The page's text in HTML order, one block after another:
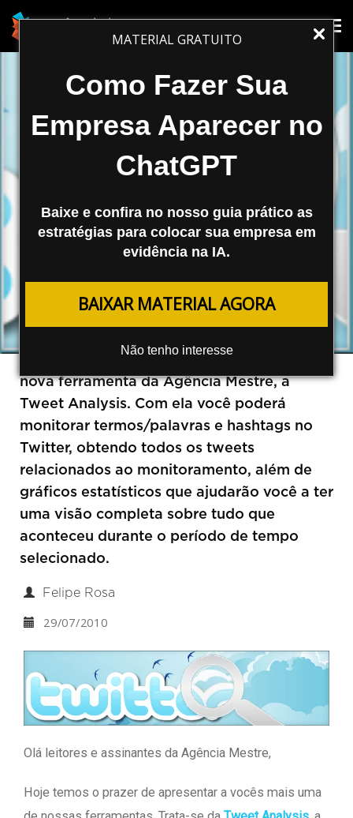
MATERIAL GRATUITO
Como Fazer Sua
Empresa Aparecer no
ChatGPT
Baixe e confira no nosso guia prático as
estratégias para colocar sua empresa em
evidência na IA.
BAIXAR MATERIAL AGORA
Não tenho interesse
Nova Ferramenta: Tweet Analysis
nova ferramenta da Agência Mestre, a
Tweet Analysis. Com ela você poderá
monitorar termos/palavras e hashtags no
Twitter, obtendo todos os tweets
relacionados ao monitoramento, além de
gráficos estatísticos que ajudarão você a ter
uma visão completa sobre tudo que
aconteceu durante o período de tempo
selecionado.
Felipe Rosa
29/07/2010
Olá leitores e assinantes da Agência Mestre,
Hoje temos o prazer de apresentar a vocês mais uma